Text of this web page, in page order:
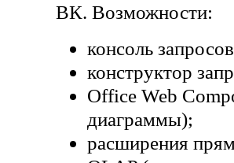
ВК. Возможности:
консоль
конструктор
Office Web
диаграммы);
расширения